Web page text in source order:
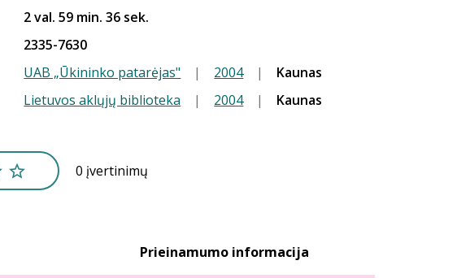
2 val. 59 min. 36 sek.
2335-7630
UAB „Ūkininko patarėjas" | 2004 |
Kaunas
Lietuvos aklųjų biblioteka | 2004 | Kaunas
0 įvertinimų
Prieinamumo informacija